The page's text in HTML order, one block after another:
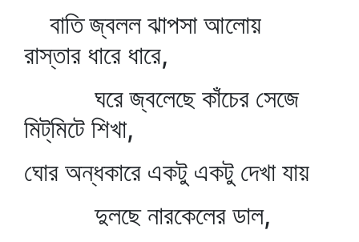
বাতি জ্বলল ঝাপসা আলোয়
রাস্তার ধারে ধারে,
ঘরে জ্বলেছে কাঁচের সেজে
মিট্‌মিটে শিখা,
ঘোর অন্ধকারে একটু একটু দেখা যায়
দুলছে নারকেলের ডাল,